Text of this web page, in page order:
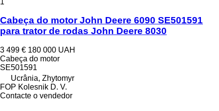
Cabeça do motor John Deere 6090 SE501591
para trator de rodas John Deere 8030
3 499 € 180 000 UAH
Cabeça do motor
SE501591
Ucrânia, Zhytomyr
FOP Kolesnik D. V.
Contacte o vendedor